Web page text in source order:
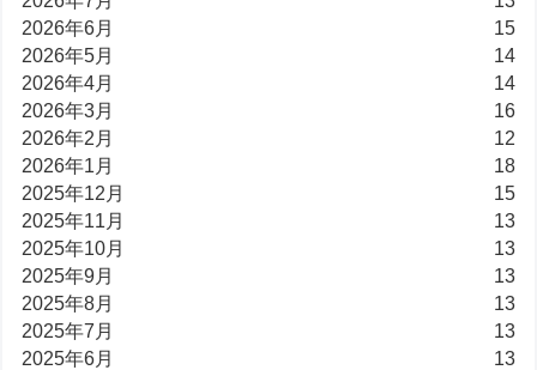
2026年6月
15
2026年5月
14
2026年4月
14
2026年3月
16
2026年2月
12
2026年1月
18
2025年12月
15
2025年11月
13
2025年10月
13
2025年9月
13
2025年8月
13
2025年7月
13
2025年6月
13